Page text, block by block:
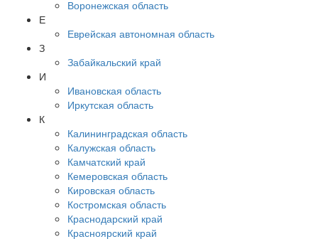
Воронежская область
Е
Еврейская автономная область
З
Забайкальский край
И
Ивановская область
Иркутская область
К
Калининградская область
Калужская область
Камчатский край
Кемеровская область
Кировская область
Костромская область
Краснодарский край
Красноярский край